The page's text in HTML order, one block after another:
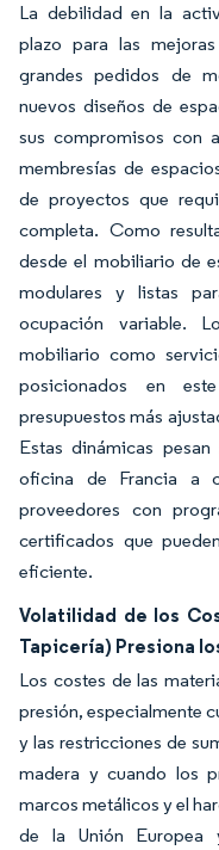
La debilidad en la
plazo para las
grandes pedidos de
nuevos diseños de
sus compromisos con
membresías de
de proyectos que
completa. Como
desde el mobiliario de
modulares y listas
ocupación variable.
mobiliario como
posicionados en
presupuestos más
Estas dinámicas
oficina de Francia a
proveedores con
certificados que
eficiente.
Volatilidad de los
Tapicería) Presiona
Los costes de las
presión, especialmente
y las restricciones de
madera y cuando los
marcos metálicos y el
de la Unión Europea